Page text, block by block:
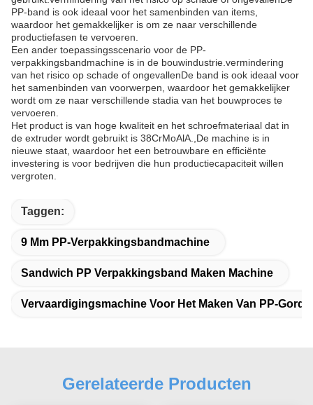
PP-band is ook ideaal voor het samenbinden van items,
waardoor het gemakkelijker is om ze naar verschillende
productiefasen te vervoeren.
Een ander toepassingsscenario voor de PP-
verpakkingsbandmachine is in de bouwindustrie.vermindering
van het risico op schade of ongevallenDe band is ook ideaal voor
het samenbinden van voorwerpen, waardoor het gemakkelijker
wordt om ze naar verschillende stadia van het bouwproces te
vervoeren.
Het product is van hoge kwaliteit en het schroefmateriaal dat in
de extruder wordt gebruikt is 38CrMoAlA.,De machine is in
nieuwe staat, waardoor het een betrouwbare en efficiënte
investering is voor bedrijven die hun productiecapaciteit willen
vergroten.
Taggen:
9 Mm PP-Verpakkingsbandmachine
Sandwich PP Verpakkingsband Maken Machine
Vervaardigingsmachine Voor Het Maken Van PP-
Gerelateerde Producten